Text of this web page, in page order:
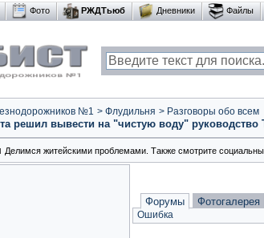
Фото РЖДТьюб Дневники Файлы
№1 > Флудильня > Разговоры обо всем
решил вывести на "чистую воду" руководство
Делимся житейскими проблемами. Также смотрите
Форумы Фотогалерея
Ошибка